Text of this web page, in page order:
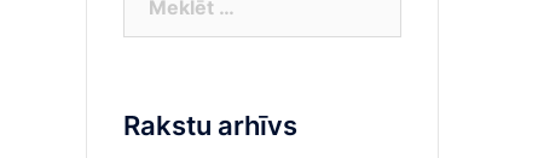
Rakstu arhīvs